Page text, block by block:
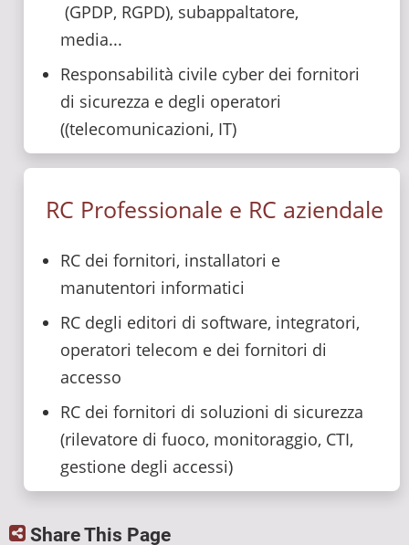
(GPDP, RGPD), subappaltatore,
media...
Responsabilità civile cyber dei fornitori
di sicurezza e degli operatori
((telecomunicazioni, IT)
RC Professionale e RC aziendale
RC dei fornitori, installatori e
manutentori informatici
RC degli editori di software, integratori,
operatori telecom e dei fornitori di
accesso
RC dei fornitori di soluzioni di sicurezza
(rilevatore di fuoco, monitoraggio, CTI,
gestione degli accessi)
Share This Page